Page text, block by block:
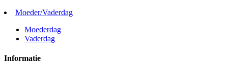
Moeder/Vaderdag
Moederdag
Vaderdag
Informatie